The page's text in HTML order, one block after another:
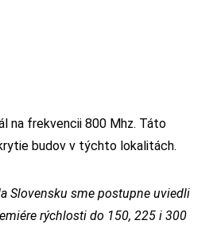
na frekvencii 800 Mhz. Táto
budov v týchto lokalitách.
Slovensku sme postupne uviedli
rýchlosti do 150, 225 i 300